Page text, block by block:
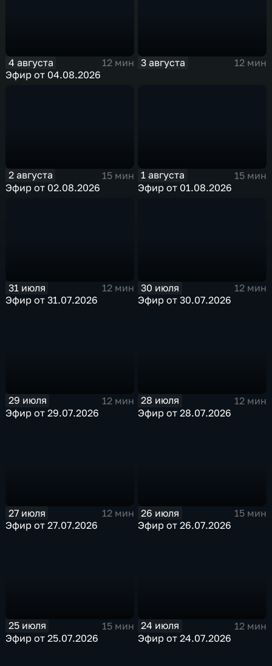
4 августа
12 мин
Эфир от 04.08.2026
3 августа 12 мин
2 августа
15 мин
Эфир от 02.08.2026
1 августа
15 мин
Эфир от 01.08.2026
31 июля
12 мин
Эфир от 31.07.2026
30 июля
12 мин
Эфир от 30.07.2026
29 июля
12 мин
Эфир от 29.07.2026
28 июля
12 мин
Эфир от 28.07.2026
27 июля
12 мин
Эфир от 27.07.2026
26 июля
15 мин
Эфир от 26.07.2026
25 июля
15 мин
Эфир от 25.07.2026
24 июля
12 мин
Эфир от 24.07.2026